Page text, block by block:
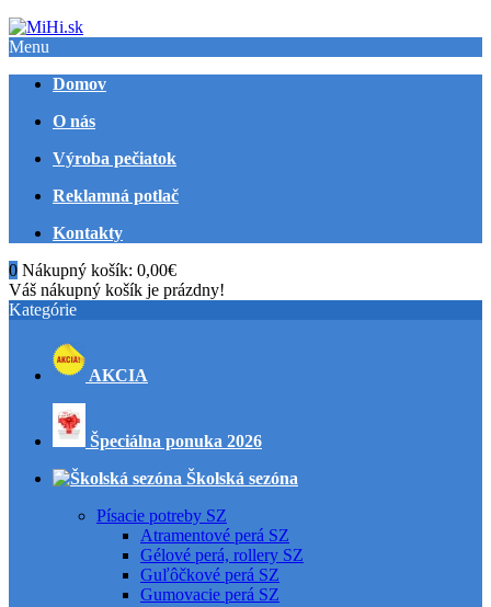
Menu
Domov
O nás
Výroba pečiatok
Reklamná potlač
Kontakty
0 Nákupný košík: 0,00€
Váš nákupný košík je prázdny!
Kategórie
AKCIA
Špeciálna ponuka 2026
Školská sezóna
Písacie potreby SZ
Atramentové perá SZ
Gélové perá, rollery SZ
Guľôčkové perá SZ
Gumovacie perá SZ